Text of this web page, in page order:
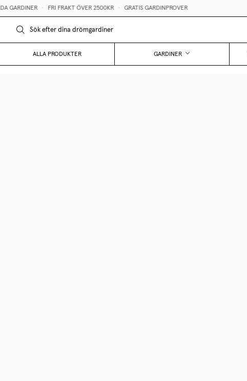
• FRI FRAKT ÖVER 2500KR • GRATIS GARDINPROVER
ALLA PRODUKTER GARDINER